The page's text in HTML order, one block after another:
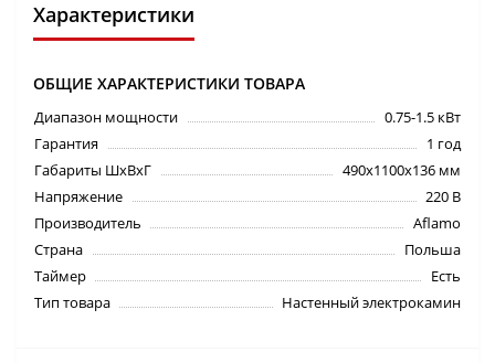
Характеристики
ОБЩИЕ ХАРАКТЕРИСТИКИ ТОВАРА
Диапазон мощности
0.75-1.5 кВт
Гарантия
1 год
Габариты ШхВхГ
490х1100х136 мм
Напряжение
220 В
Производитель
Aflamo
Страна
Польша
Таймер
Есть
Тип товара
Настенный электрокамин